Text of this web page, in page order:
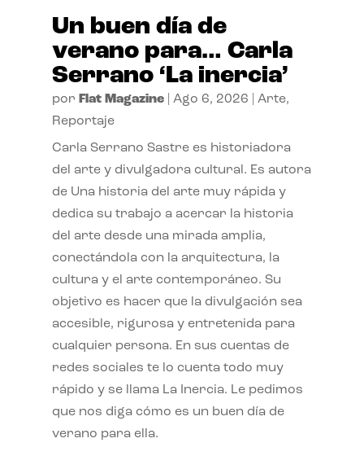
Un buen día de
verano para… Carla
Serrano ‘La inercia’
por Flat Magazine| Ago 6, 2026 Arte,
Reportaje
Carla Serrano Sastre es historiadora
del arte y divulgadora cultural. Es autora
de Una historia del arte muy rápida y
dedica su trabajo a acercar la historia
del arte desde una mirada amplia,
conectándola con la arquitectura, la
cultura y el arte contemporáneo. Su
objetivo es hacer que la divulgación sea
accesible, rigurosa y entretenida para
cualquier persona. En sus cuentas de
redes sociales te lo cuenta todo muy
rápido y se llama La Inercia. Le pedimos
que nos diga cómo es un buen día de
verano para ella.